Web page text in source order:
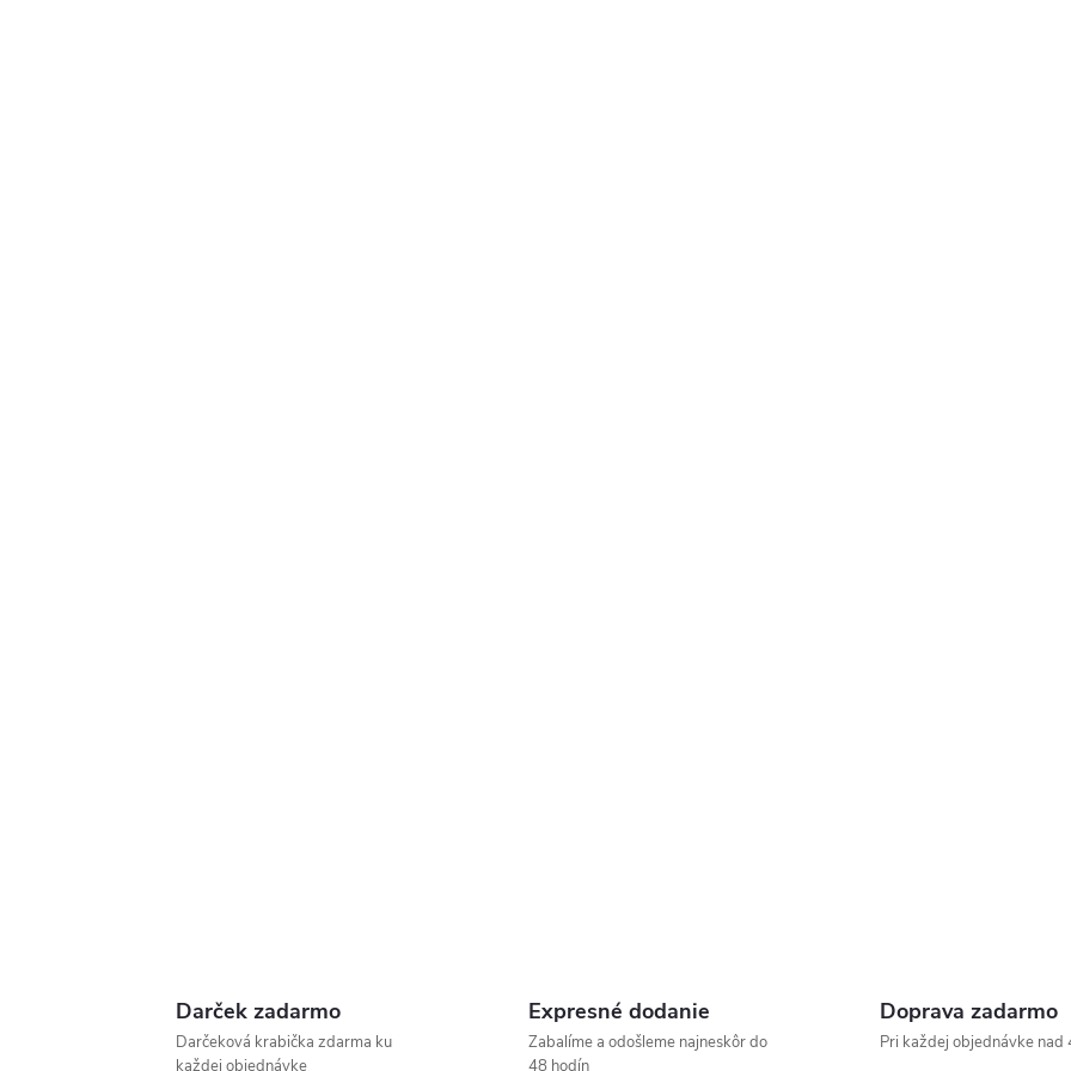
Darček zadarmo
Darčeková krabička zdarma ku
každej objednávke
Expresné dodanie
Zabalíme a odošleme najneskôr do
48 hodín
Doprava zadarmo
Pri každej objednávke nad